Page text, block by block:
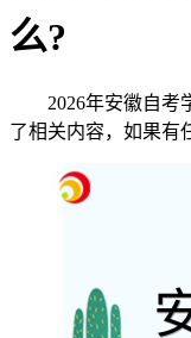
么?
2026年安徽自考
了相关内容，如果有